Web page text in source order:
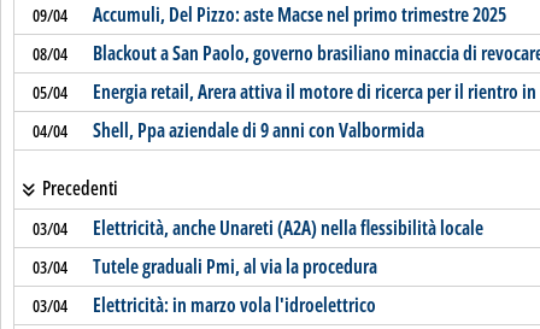
09/04 Accumuli, Del Pizzo: aste Macse nel primo trimestre 2025
08/04 Blackout a San Paolo, governo brasiliano minaccia di
05/04 Energia retail, Arera attiva il motore di ricerca per il rientro
04/04 Shell, Ppa aziendale di 9 anni con Valbormida
Precedenti
03/04 Elettricità, anche Unareti (A2A) nella flessibilità locale
03/04 Tutele graduali Pmi, al via la procedura
03/04 Elettricità: in marzo vola l'idroelettrico